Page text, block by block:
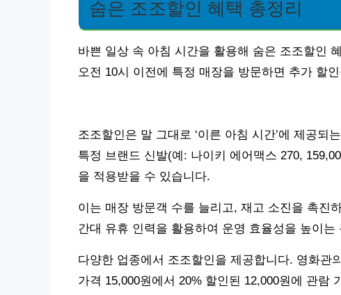
숨은 조조할인 혜택 총정리
바쁜 일상 속 아침 시간을 활용해 숨은 조조할인
오전 10시 이전에 특정 매장을 방문하면 추가 할
조조할인은 말 그대로 ‘이른 아침 시간’에 제공되
특정 브랜드 신발(예: 나이키 에어맥스 270,
을 적용받을 수 있습니다.
이는 매장 방문객 수를 늘리고, 재고 소진을 촉진
간대 유휴 인력을 활용하여 운영 효율성을 높이는
다양한 업종에서 조조할인을 제공합니다. 영화관
가격 15,000원에서 20% 할인된 12,000원에 관람